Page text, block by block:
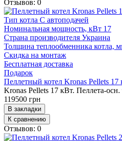
Отзывов: 0
Тип котла С автоподачей
Номинальная мощность, кВт 17
Страна производителя Украина
Толщина теплообменника котла,
Скидка на монтаж
Бесплатная доставка
Подарок
Пеллетный котел Kronas Pellets 17
Kronas Pellets 17 кВт. Пеллета-
119500 грн
В закладки
К сравнению
Отзывов: 0